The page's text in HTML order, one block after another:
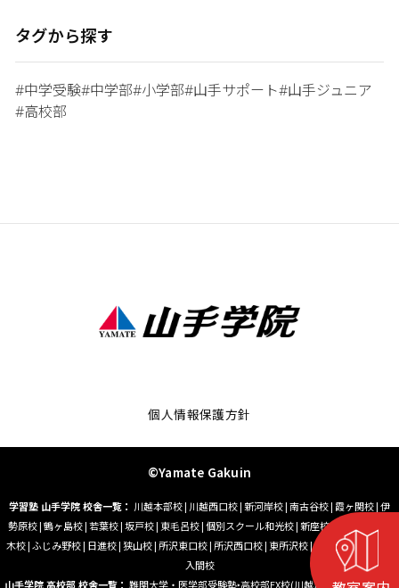
タグから探す
#中学受験#中学部#小学部#山手サポート#山手ジュニア
#高校部
個人情報保護方針
©Yamate Gakuin
学習塾 山手学院 校舎一覧： 川越本部校| 川越西口校|新河岸校|南古谷校| 霞ヶ関校|伊
勢原校|鶴ヶ島校|若葉校|坂戸校| 東毛呂校|個別スクール和光校|新座校|
木校|ふじみ野校| 日進校|狭山校| 所沢東口校| 所沢西口校| 東所沢校|小手指校|
入間校
山手学院 高校部 校舎一覧： 難関大学・医学部受験塾‣高校部EX校(川越)| 大学受験塾‣高校